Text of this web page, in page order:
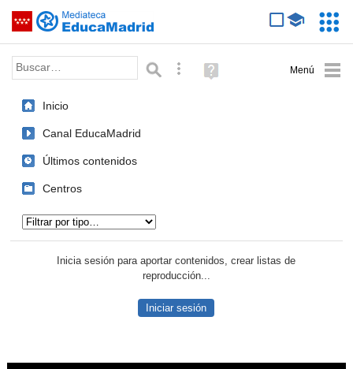
Saltar navegación
Palabra o frase: Búsqueda avanzada
Ayuda
(en
Inicio
Canal EducaMadrid
Últimos contenidos
Centros
Inicia sesión para aportar contenidos, crear listas de
reproducción...
Iniciar sesión